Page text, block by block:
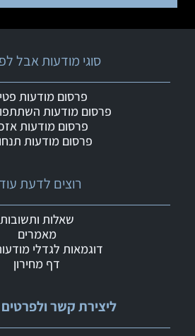
ליצירת קשר
רוצים לדעת
שאלות ותשובות
מאמרים
דוגמאות לגדלי
דף מחירון
סוגי מודעות אבל
פרסום מודעות
פרסום מודעות
פרסום מודעות
פרסום מודעות